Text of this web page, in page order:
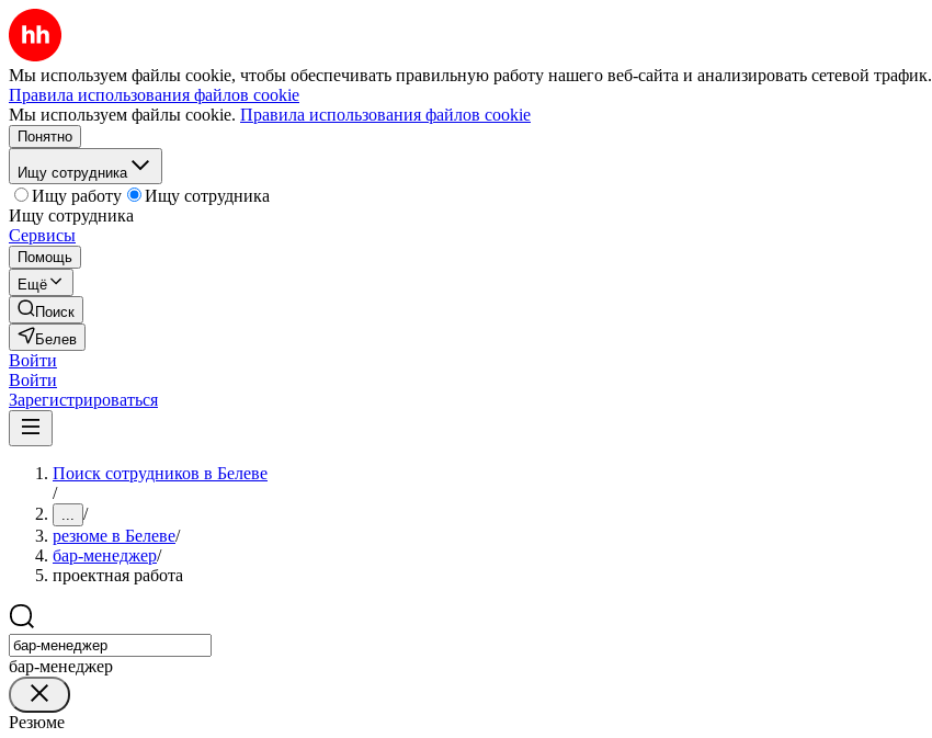
Мы используем файлы cookie, чтобы обеспечивать правильную работу нашего веб-сайта и анализировать сетевой трафик.
Правила использования файлов cookie
Мы используем файлы cookie. Правила использования файлов cookie
Понятно
Ищу сотрудника
Ищу работу
Ищу сотрудника
Ищу сотрудника
Сервисы
Помощь
Ещё
Поиск
Белев
Войти
Войти
Зарегистрироваться
Поиск сотрудников в Белеве
/
... /
резюме в Белеве/
бар-менеджер/
проектная работа
бар-менеджер
Резюме